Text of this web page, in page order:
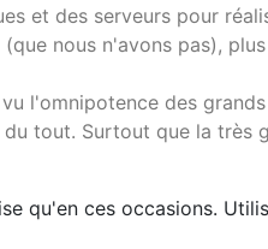
et des serveurs pour
nous n'avons pas),
l'omnipotence des
tout. Surtout que la très
qu'en ces occasions.